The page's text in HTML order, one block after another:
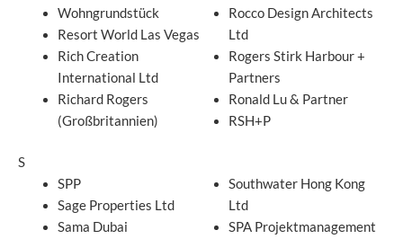
Wohngrundstück
Resort World Las Vegas
Rich Creation
International Ltd
Richard Rogers
(Großbritannien)
Rocco Design Architects
Ltd
Rogers Stirk Harbour +
Partners
Ronald Lu & Partner
RSH+P
S
SPP
Sage Properties Ltd
Sama Dubai
Southwater Hong Kong
Ltd
SPA Projektmanagement